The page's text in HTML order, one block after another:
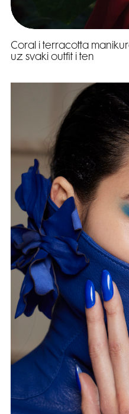
Coral i terracotta
uz svaki outfit i ten